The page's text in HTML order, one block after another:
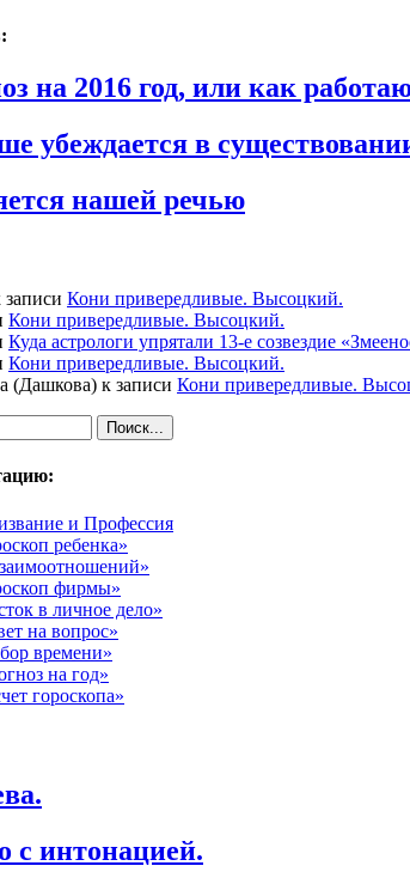
на 2016 год, или как
убеждается в
нашей речью
записи Кони привередливые. Высоцкий.
Кони привередливые. Высоцкий.
Куда астрологи упрятали 13-е созвездие
Кони привередливые. Высоцкий.
(Дашкова) к записи Кони привередливые.
и Профессия
ребенка»
фирмы»
в личное дело»
на вопрос»
времени»
на год»
гороскопа»
с интонацией.